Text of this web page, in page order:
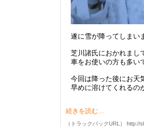
遂に雪が降ってしまい
芝川諸氏におかれまし
車をお使いの方も多い
今回は降った後にお天
早めに溶けてくれるの
続きを読む...
（トラックバックURL）